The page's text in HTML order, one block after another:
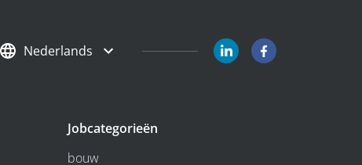
Nederlands
Jobcategorieën
bouw